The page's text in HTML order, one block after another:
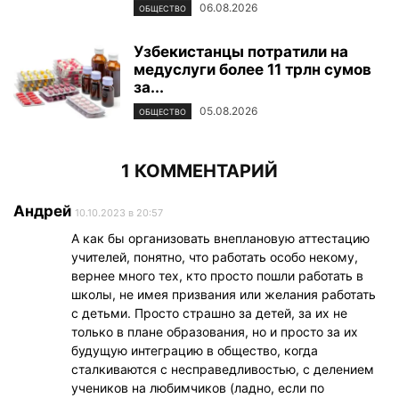
ОБЩЕСТВО 06.08.2026
Узбекистанцы потратили на
медуслуги более 11 трлн сумов
за...
ОБЩЕСТВО 05.08.2026
1 КОММЕНТАРИЙ
Андрей 10.10.2023 в 20:57
А как бы организовать внеплановую аттестацию
учителей, понятно, что работать особо некому,
вернее много тех, кто просто пошли работать в
школы, не имея призвания или желания работать
с детьми. Просто страшно за детей, за их не
только в плане образования, но и просто за их
будущую интеграцию в общество, когда
сталкиваются с несправедливостью, с делением
учеников на любимчиков (ладно, если по